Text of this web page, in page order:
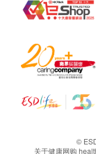
©
关于健康网购